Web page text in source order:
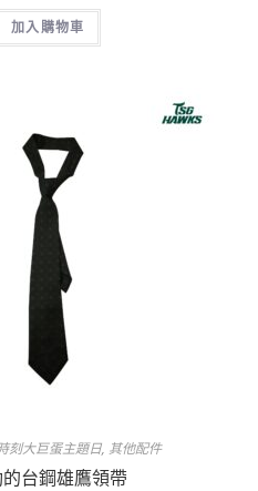
加入購物車
刻大巨蛋主題日, 其他配件
台鋼雄鷹領帶